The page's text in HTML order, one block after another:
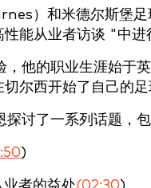
）和米德尔斯堡
能从业者访谈 "中进
，他的职业生涯始于
尔西开始了自己的
探讨了一系列话题，
)